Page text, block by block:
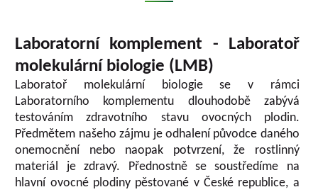
Laboratorní komplement - Laboratoř
molekulární biologie (LMB)
Laboratoř molekulární biologie se v rámci
Laboratorního komplementu dlouhodobě zabývá
testováním zdravotního stavu ovocných plodin.
Předmětem našeho zájmu je odhalení původce daného
onemocnění nebo naopak potvrzení, že rostlinný
materiál je zdravý. Přednostně se soustředíme na
hlavní ovocné plodiny pěstované v České republice, a